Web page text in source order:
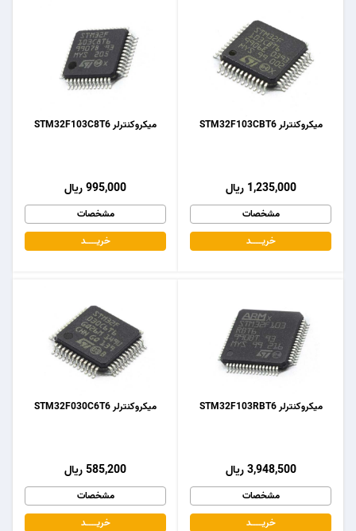
میکروکنترلر STM32F103C8T6
995,000 ریال
مشخصات
خریـــــــد
میکروکنترلر STM32F103CBT6
1,235,000 ریال
مشخصات
خریـــــــد
میکروکنترلر STM32F030C6T6
585,200 ریال
مشخصات
خریـــــــد
میکروکنترلر STM32F103RBT6
3,948,500 ریال
مشخصات
خریـــــــد